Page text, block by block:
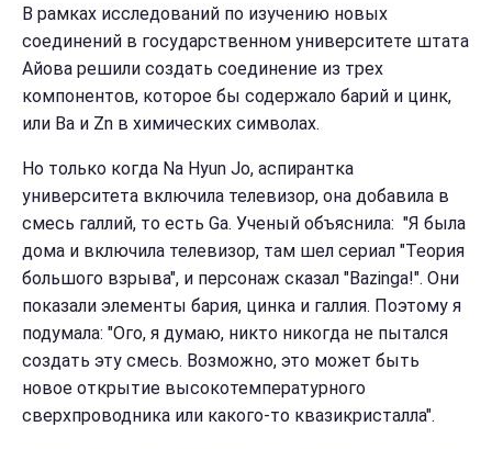
В рамках исследований по изучению новых
соединений в государственном университете штата
Айова решили создать соединение из трех
компонентов, которое бы содержало барий и цинк,
или Ba и Zn в химических символах.
Но только когда Na Hyun Jo, аспирантка
университета включила телевизор, она добавила в
смесь галлий, то есть Ga. Ученый объяснила: "Я была
дома и включила телевизор, там шел сериал "Теория
большого взрыва", и персонаж сказал "Bazinga!". Они
показали элементы бария, цинка и галлия. Поэтому я
подумала: "Ого, я думаю, никто никогда не пытался
создать эту смесь. Возможно, это может быть
новое открытие высокотемпературного
сверхпроводника или какого-то квазикристалла".